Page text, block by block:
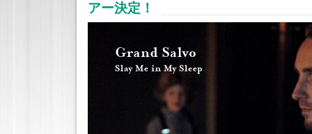
アー決定！